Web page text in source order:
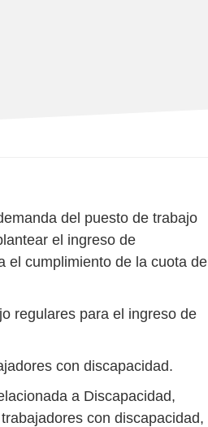
del puesto de trabajo
el ingreso de
el cumplimiento de la cuota de
regulares para el ingreso de
con discapacidad.
a Discapacidad,
con discapacidad,